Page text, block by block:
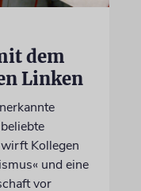
dem
Linken
Kollegen
und eine
vor